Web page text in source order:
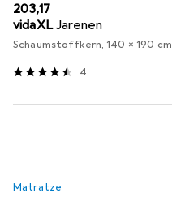
EUR
203,17
vidaXL Jarenen
Schaumstoffkern, 140 x 190 cm
4
Matratze